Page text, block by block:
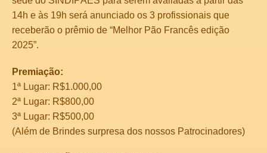
14h e às 19h será anunciado os 3 profissionais que
receberão o prêmio de “Melhor Pão Francês edição
2025”.
Premiação:
1ª Lugar: R$1.000,00
2ª Lugar: R$800,00
3ª Lugar: R$500,00
(Além de Brindes surpresa dos nossos Patrocinadores)